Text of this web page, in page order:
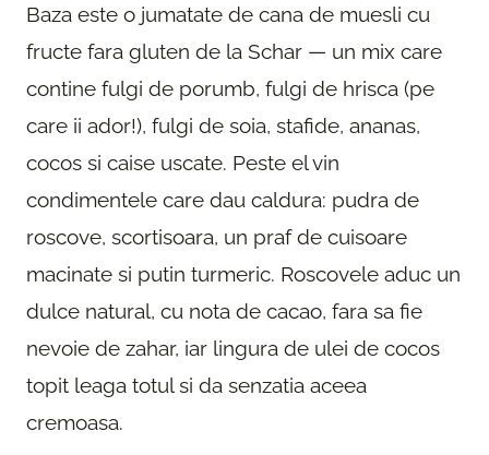
Baza este o jumatate de cana de muesli cu
fructe fara gluten de la Schar — un mix care
contine fulgi de porumb, fulgi de hrisca (pe
care ii ador!), fulgi de soia, stafide, ananas,
cocos si caise uscate. Peste el vin
condimentele care dau caldura: pudra de
roscove, scortisoara, un praf de cuisoare
macinate si putin turmeric. Roscovele aduc un
dulce natural, cu nota de cacao, fara sa fie
nevoie de zahar, iar lingura de ulei de cocos
topit leaga totul si da senzatia aceea
cremoasa.